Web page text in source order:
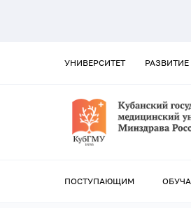
УНИВЕРСИТЕТ
ПОСТУПАЮЩИМ